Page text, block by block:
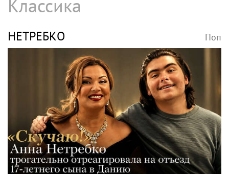
SHOT: комик Слепаков переписал свои
квартиры в РФ на родителей после
РОЗЕНБАУМ Поп